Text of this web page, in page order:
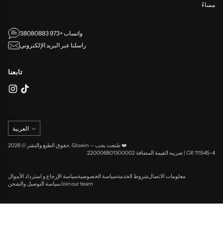
مساءً
واتساب +973 38080883
راسلنا عبر البريد الإلكتروني
تابعنا
لغة
العربية
حقوق الطبع والنشر © 2026,Glowin —
صُنعت بحب ❤️
CR 111545-4 | ضريبة القيمة المضافة 220006801300002
سياسة الإرجاع و استرداد الأموالسياسة الخصوصيةشروط الخدمةمعلومات الاتصال
سياسة التوصيل والشحنJoin our team